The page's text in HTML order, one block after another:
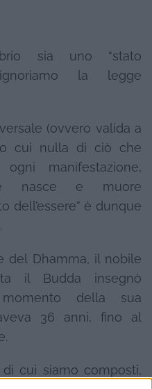
sia uno “stato
ignoriamo la legge
(ovvero valida a
cui nulla di ciò che
manifestazione,
nasce e muore
dell’essere” è dunque
del Dhamma, il nobile
il Budda insegnò
della sua
36 anni, fino al
cui siamo composti,